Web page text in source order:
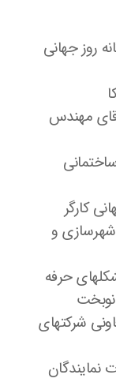
روز جهانی
مهندس
کارگر
شهرسازی و
حرفه
شرکتهای
نمایندگان